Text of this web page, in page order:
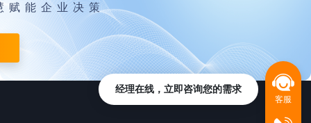
赋能企业决策
客服
经理在线，立即咨询您的需求